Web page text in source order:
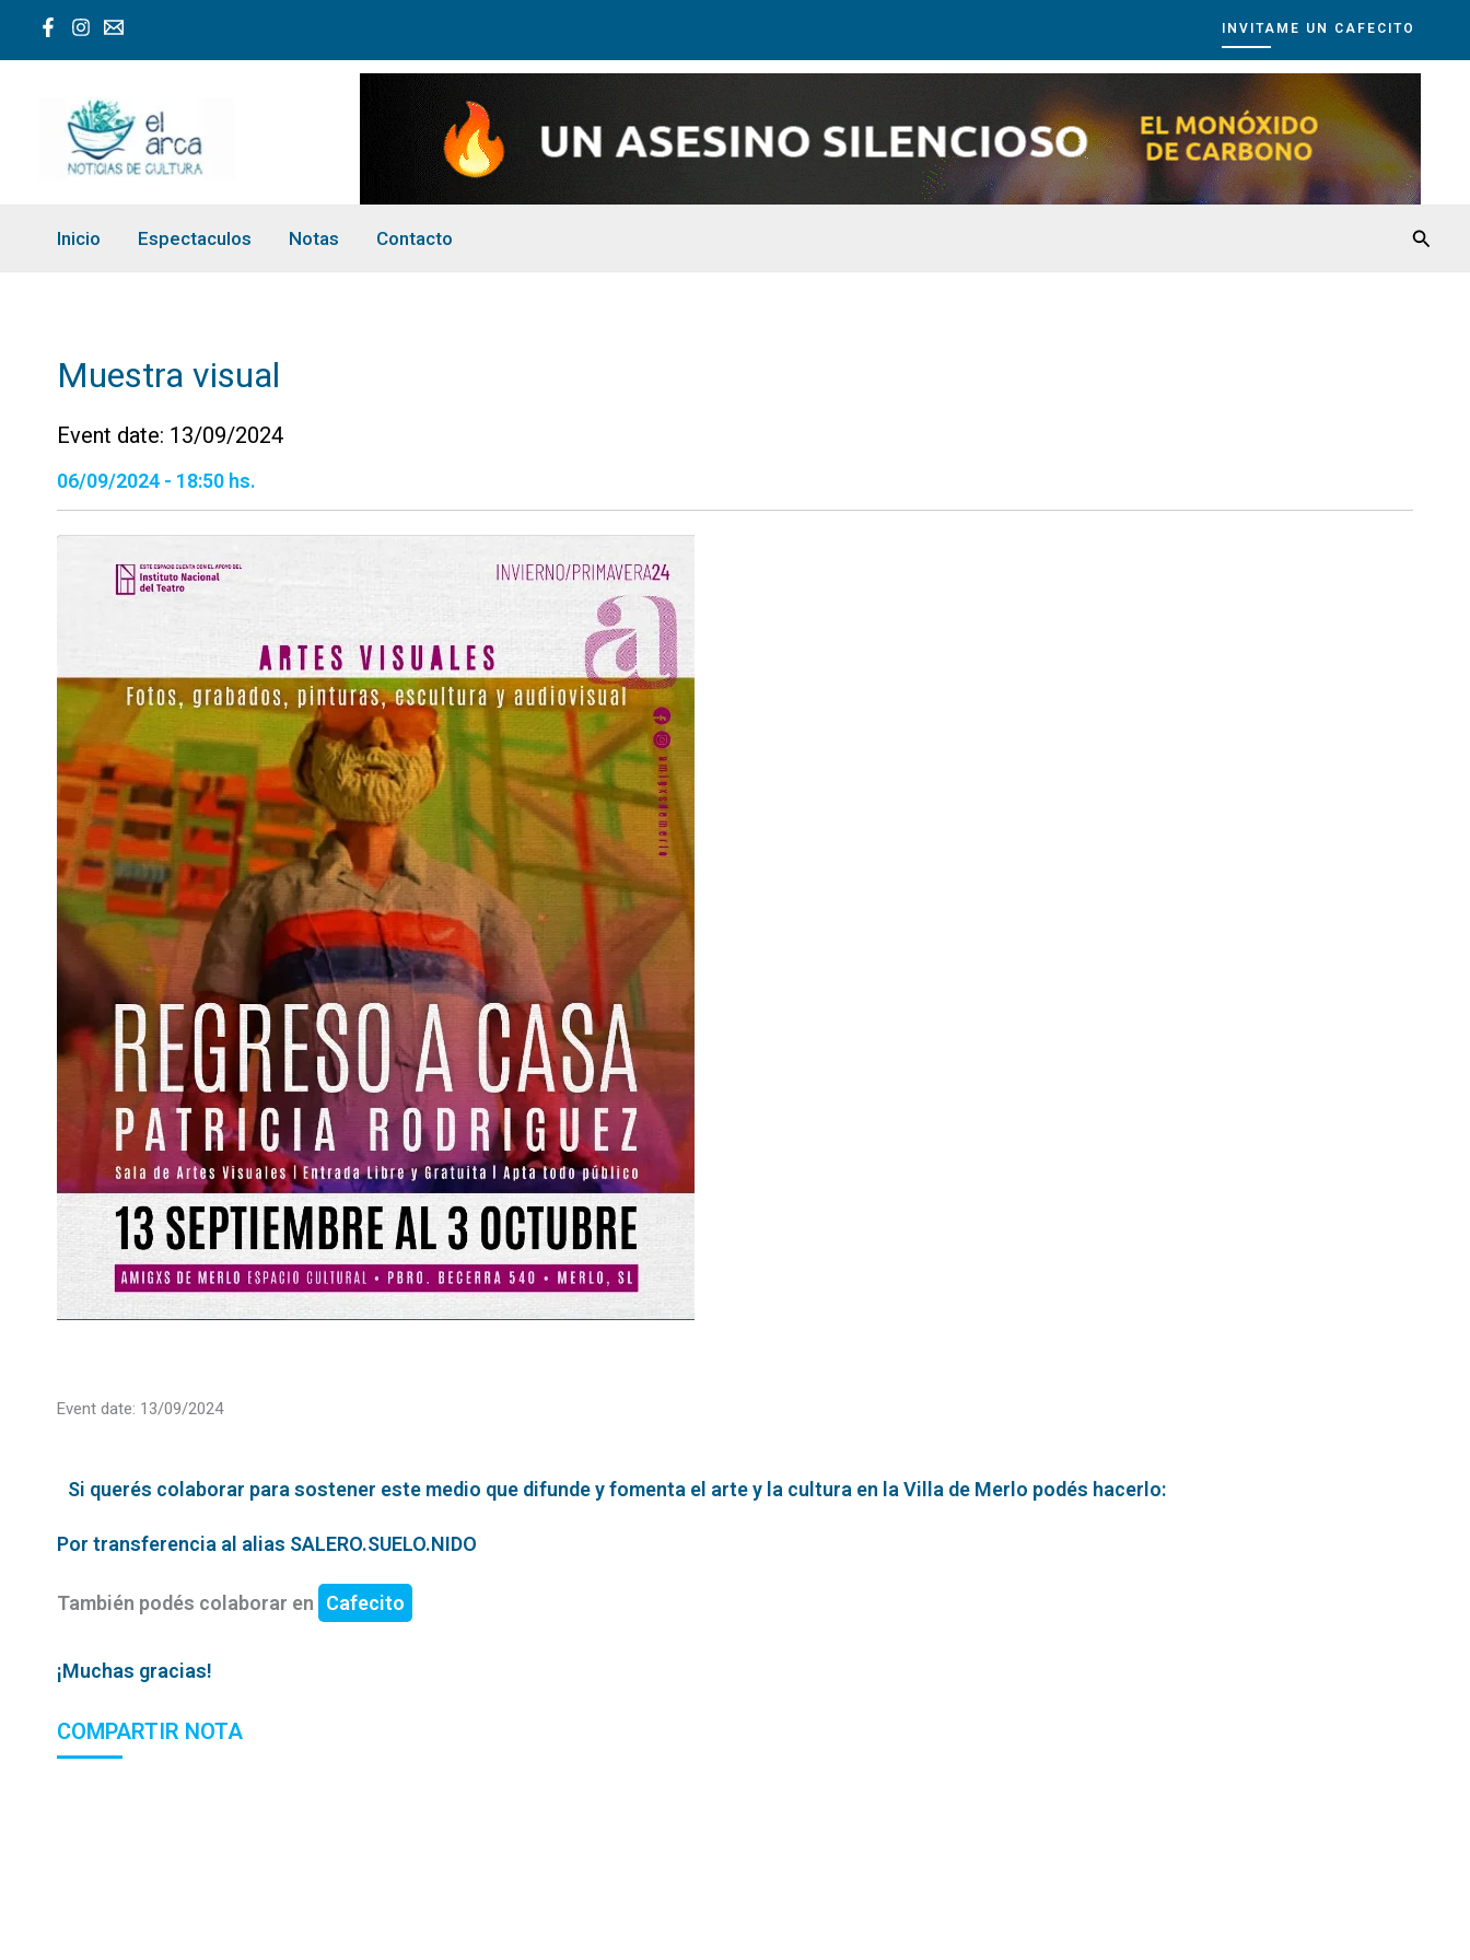
INVITAME UN CAFECITO
Inicio Espectaculos Notas Contacto
Muestra visual
Event date: 13/09/2024
06/09/2024 - 18:50 hs.
Event date: 13/09/2024
Si querés colaborar para sostener este medio que difunde y fomenta el arte y la cultura en la Villa de Merlo podés hacerlo:
Por transferencia al alias SALERO.SUELO.NIDO
También podés colaborar en Cafecito
¡Muchas gracias!
COMPARTIR NOTA